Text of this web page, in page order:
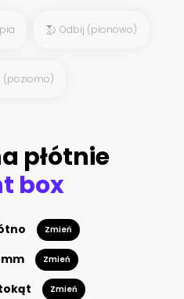
Odbij (pionowo)
(poziomo)
płótnie
box
Zmień
mm Zmień
Zmień